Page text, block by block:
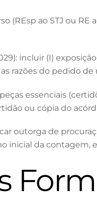
(REsp ao STJ ou
incluir (I)
as razões do pedido
essenciais
ou cópia do
outorga de
inicial da contagem,